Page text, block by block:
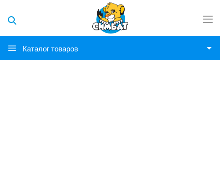
Каталог товаров